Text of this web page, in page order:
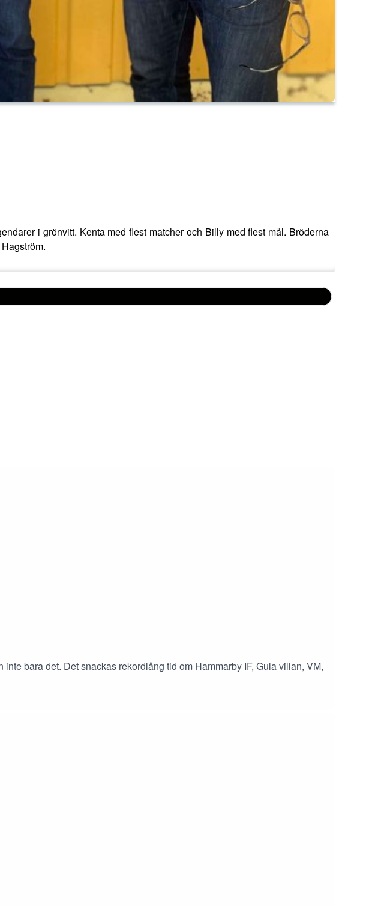
i grönvitt. Kenta med flest matcher och Billy med flest mål. Bröderna
bara det. Det snackas rekordlång tid om Hammarby IF, Gula villan, VM,